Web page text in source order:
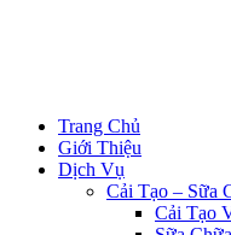
Trang Chủ
Giới Thiệu
Dịch Vụ
Cải Tạo – Sữa
Cải Tạo